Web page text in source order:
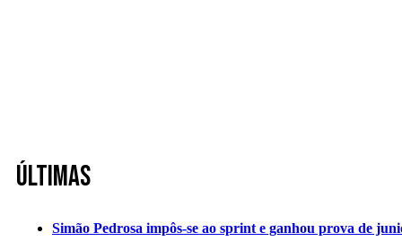
Últimas
Simão Pedrosa impôs-se ao sprint e ganhou prova de